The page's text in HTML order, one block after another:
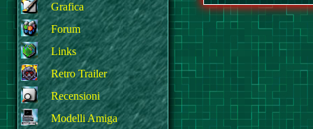
Grafica
Forum
Links
Retro Trailer
Recensioni
Modelli Amiga